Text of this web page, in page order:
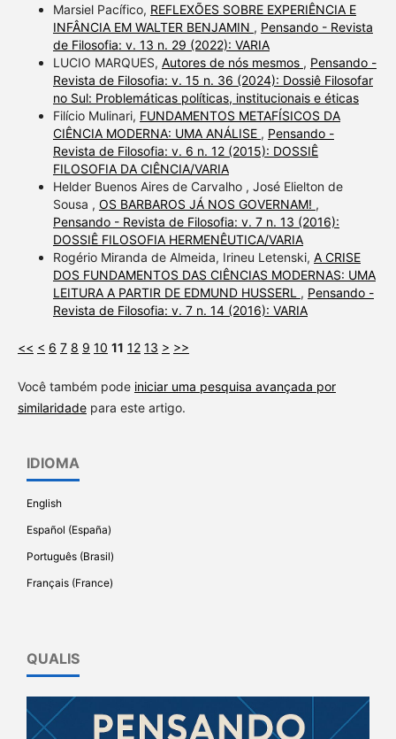
Marsiel Pacífico, REFLEXÕES SOBRE EXPERIÊNCIA E
INFÂNCIA EM WALTER BENJAMIN , Pensando - Revista
de Filosofia: v. 13 n. 29 (2022): VARIA
LUCIO MARQUES, Autores de nós mesmos , Pensando -
Revista de Filosofia: v. 15 n. 36 (2024): Dossiê Filosofar
no Sul: Problemáticas políticas, institucionais e éticas
Filício Mulinari, FUNDAMENTOS METAFÍSICOS DA
CIÊNCIA MODERNA: UMA ANÁLISE , Pensando -
Revista de Filosofia: v. 6 n. 12 (2015): DOSSIÊ
FILOSOFIA DA CIÊNCIA/VARIA
Helder Buenos Aires de Carvalho , José Elielton de
Sousa , OS BARBAROS JÁ NOS GOVERNAM! ,
Pensando - Revista de Filosofia: v. 7 n. 13 (2016):
DOSSIÊ FILOSOFIA HERMENÊUTICA/VARIA
Rogério Miranda de Almeida, Irineu Letenski, A CRISE
DOS FUNDAMENTOS DAS CIÊNCIAS MODERNAS: UMA
LEITURA A PARTIR DE EDMUND HUSSERL , Pensando -
Revista de Filosofia: v. 7 n. 14 (2016): VARIA
<< < 6 7 8 9 10 11 12 13 > >>
Você também pode iniciar uma pesquisa avançada por
similaridadepara este artigo.
IDIOMA
English
Español (España)
Português (Brasil)
Français (France)
QUALIS